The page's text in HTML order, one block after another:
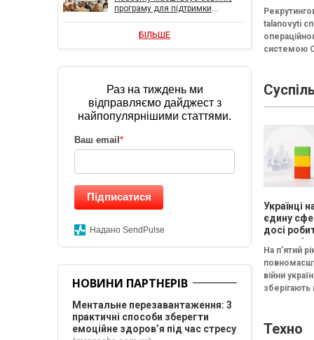
фаундерів
talanovyti
системою
Українці
єдину
досі
час війни
Барометр
На п’ятий
війни
зберігають
Серед
Техно
програму для підтримки
БІЛЬШЕ
Раз на тиждень ми
відправляємо дайджест з
найпопулярнішими статтями.
Ваш email *
Підписатися
Надано SendPulse
НОВИНИ ПАРТНЕРІВ
Ментальне перезавантаження: 3
практичні способи зберегти
емоційне здоров’я під час стресу